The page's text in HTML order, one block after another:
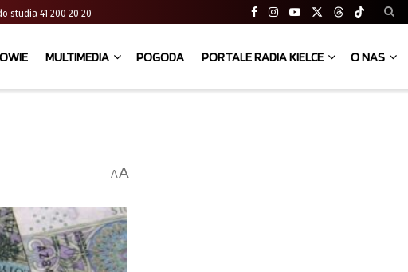
studia 41 200 20 20
MULTIMEDIA POGODA PORTALE RADIA KIELCE O NAS
AA